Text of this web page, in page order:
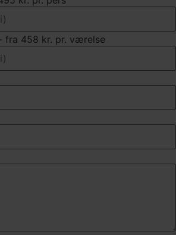
fra 458 kr. pr. værelse